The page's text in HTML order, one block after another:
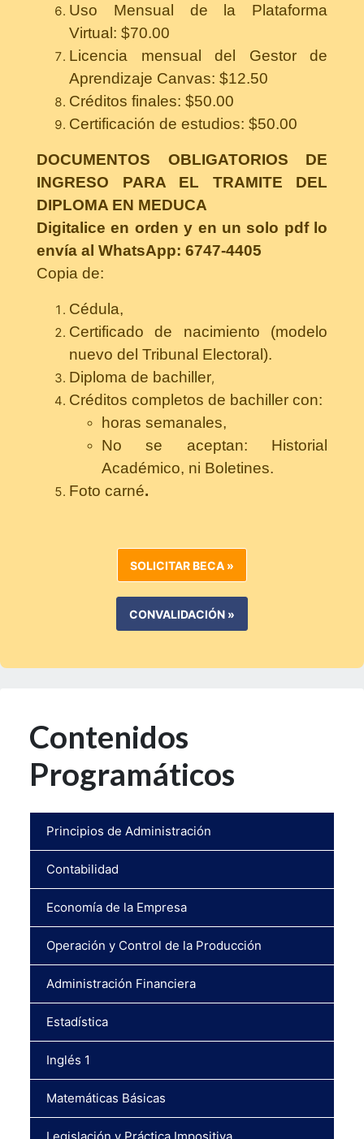
Uso Mensual de la Plataforma
Virtual: $70.00
Licencia mensual del Gestor de
Aprendizaje Canvas: $12.50
Créditos finales: $50.00
Certificación de estudios: $50.00
DOCUMENTOS OBLIGATORIOS DE
INGRESO PARA EL TRAMITE DEL
DIPLOMA EN MEDUCA
Digitalice en orden y en un solo pdf lo
envía al WhatsApp: 6747-4405
Copia de:
Cédula,
Certificado de nacimiento (modelo
nuevo del Tribunal Electoral).
Diploma de bachiller,
Créditos completos de bachiller con:
horas semanales,
No se aceptan: Historial
Académico, ni Boletines.
Foto carné.
SOLICITAR BECA »
CONVALIDACIÓN »
Contenidos
Programáticos
Principios de Administración
Contabilidad
Economía de la Empresa
Operación y Control de la Producción
Administración Financiera
Estadística
Inglés 1
Matemáticas Básicas